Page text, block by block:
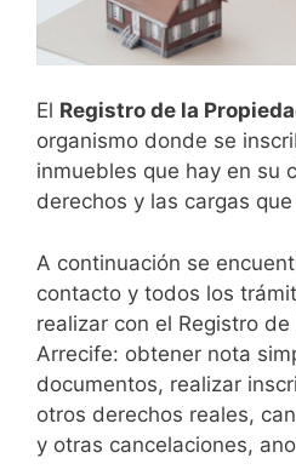
El Registro de la
organismo donde se
inmuebles que hay en su
derechos y las cargas
A continuación se
contacto y todos los
realizar con el Registro
Arrecife: obtener nota
documentos, realizar
otros derechos reales,
y otras cancelaciones,